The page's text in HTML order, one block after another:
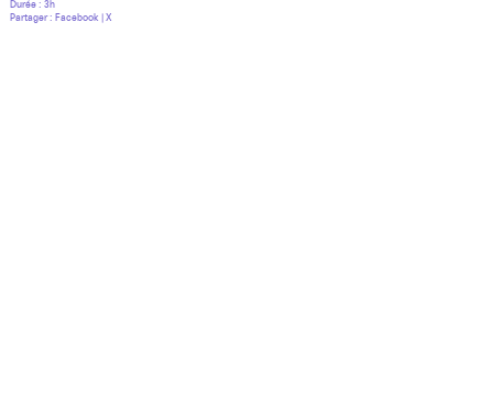
Durée : 3h
Partager : Facebook |X